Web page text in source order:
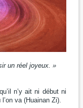
un réel joyeux. »
n’y ait ni début ni
va (Huainan Zi).